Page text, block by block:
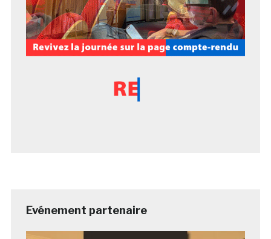
Evénement partenaire